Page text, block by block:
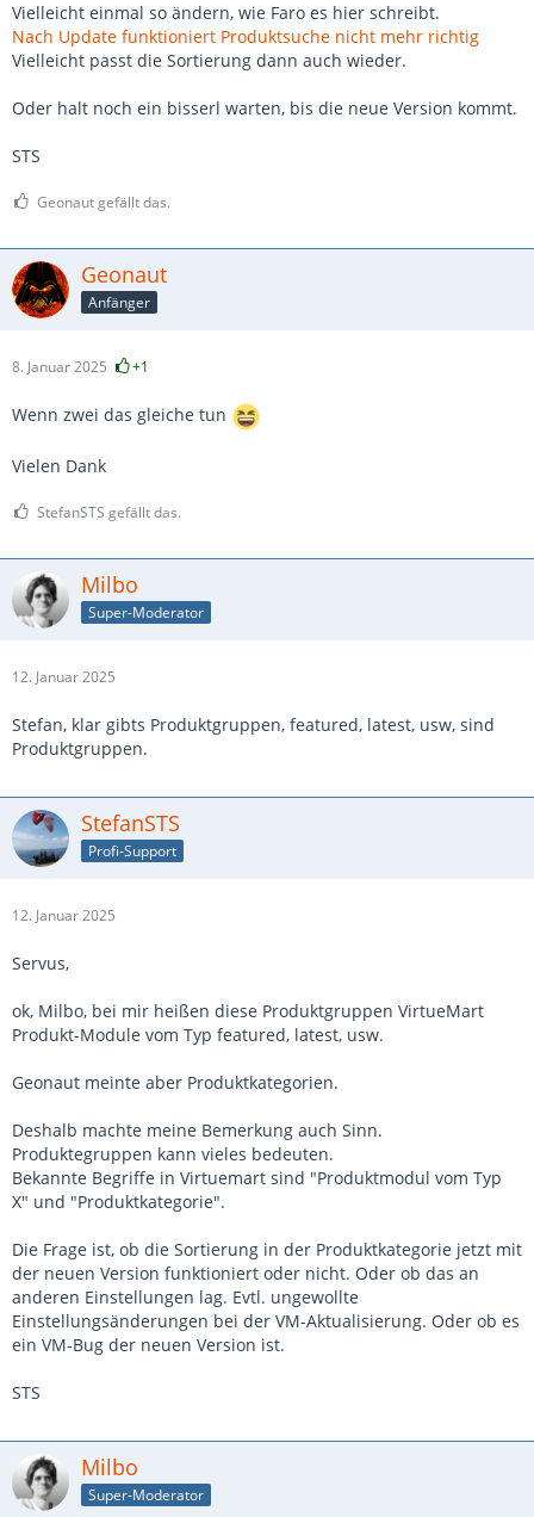
Vielleicht einmal so ändern, wie Faro es hier schreibt.
Nach Update funktioniert Produktsuche nicht mehr richtig
Vielleicht passt die Sortierung dann auch wieder.
Oder halt noch ein bisserl warten, bis die neue Version kommt.
STS
Geonaut gefällt das.
Geonaut
Anfänger
8. Januar 2025 +1
Wenn zwei das gleiche tun
Vielen Dank
StefanSTS gefällt das.
Milbo
Super-Moderator
12. Januar 2025
Stefan, klar gibts Produktgruppen, featured, latest, usw, sind
Produktgruppen.
StefanSTS
Profi-Support
12. Januar 2025
Servus,
ok, Milbo, bei mir heißen diese Produktgruppen VirtueMart
Produkt-Module vom Typ featured, latest, usw.
Geonaut meinte aber Produktkategorien.
Deshalb machte meine Bemerkung auch Sinn.
Produktegruppen kann vieles bedeuten.
Bekannte Begriffe in Virtuemart sind "Produktmodul vom Typ
X" und "Produktkategorie".
Die Frage ist, ob die Sortierung in der Produktkategorie jetzt mit
der neuen Version funktioniert oder nicht. Oder ob das an
anderen Einstellungen lag. Evtl. ungewollte
Einstellungsänderungen bei der VM-Aktualisierung. Oder ob es
ein VM-Bug der neuen Version ist.
STS
Milbo
Super-Moderator